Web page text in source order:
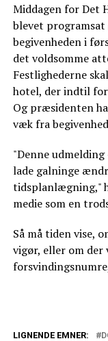
Middagen for Det
blevet
begivenheden i
det voldsomme
Festlighederne
hotel, der indtil for
Og præsidenten
væk fra
"Denne
lade galninge
tidsplanlægning,"
medie som en
Så må tiden vise,
vigør, eller om
LIGNENDE EMNER: